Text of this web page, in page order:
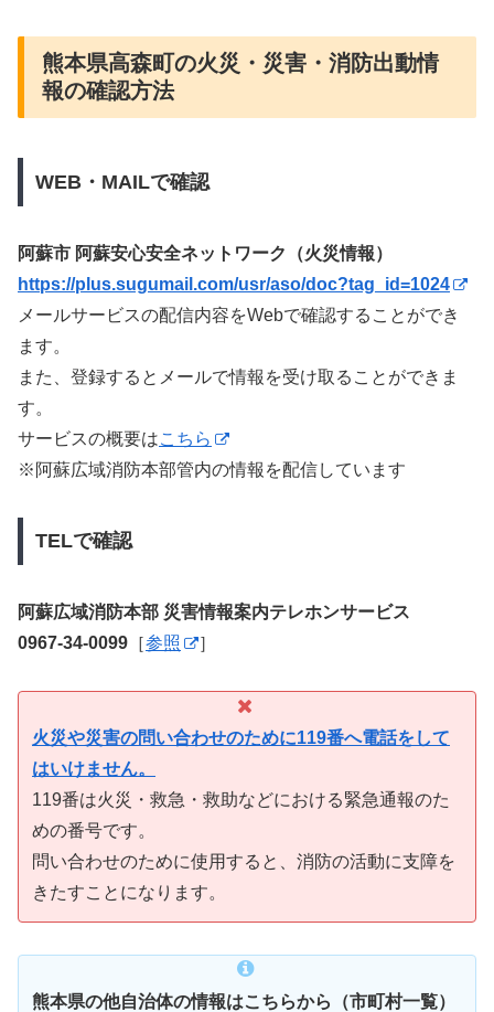
熊本県高森町の火災・災害・消防出動情
報の確認方法
WEB・MAILで確認
阿蘇市 阿蘇安心安全ネットワーク（火災情報）
https://plus.sugumail.com/usr/aso/doc?tag_id=1024
メールサービスの配信内容をWebで確認することができ
ます。
また、登録するとメールで情報を受け取ることができま
す。
サービスの概要はこちら
※阿蘇広域消防本部管内の情報を配信しています
TELで確認
阿蘇広域消防本部 災害情報案内テレホンサービス
0967-34-0099 ［参照 ］
火災や災害の問い合わせのために119番へ電話をして
はいけません。
119番は火災・救急・救助などにおける緊急通報のた
めの番号です。
問い合わせのために使用すると、消防の活動に支障を
きたすことになります。
熊本県の他自治体の情報はこちらから（市町村一覧）